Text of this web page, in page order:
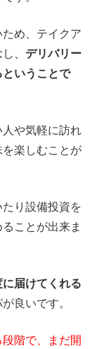
め、テイクア
、 デリバリー
いうことで
や気軽に訪れ
楽しむことが
り設備投資を
ことが出来ま
届けてくれる
良いです。
階で、まだ開